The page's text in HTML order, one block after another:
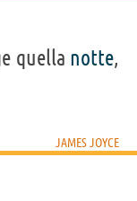
quella notte,
JAMES JOYCE